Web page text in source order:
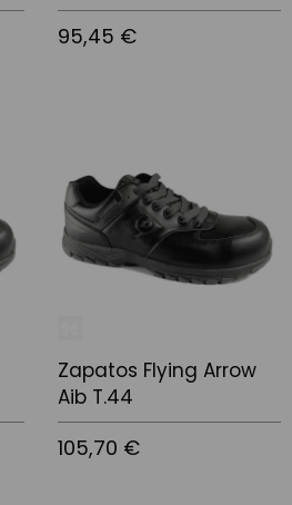
95,45 €
Zapatos Flying Arrow
Aib T.44
105,70 €